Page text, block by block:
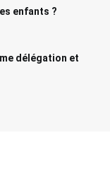
enfants ?
délégation et